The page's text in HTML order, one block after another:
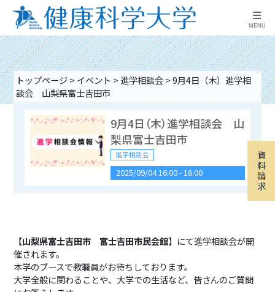
≡
MENU
資
料
請
求
トップページ> イベント > 進学相談会>9月4日（木）進学相
談会 山梨県富士吉田市
2025/09/04 16:00-18:00
9月4日（木）進学相談会 山
梨県富士吉田市
進学相談会
【山梨県富士吉田市 富士吉田市民会館】にて進学相談会が開
催されます。
本学のブースで教職員がお待ちしております。
大学全般に関わることや、大学での生活など、皆さんのご質問
2026/09/16 16:00 - 18:00
会 山梨県富士吉田市